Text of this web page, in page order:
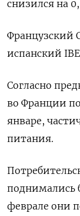
снизился на
Французский
испанский
Согласно
во Франции
январе,
питания.
поднимались
феврале они